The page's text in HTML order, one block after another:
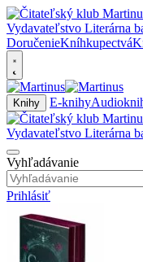
DoručenieKníhkupectvá
Knihy E-knihy
Vyhľadávanie
Prihlásiť